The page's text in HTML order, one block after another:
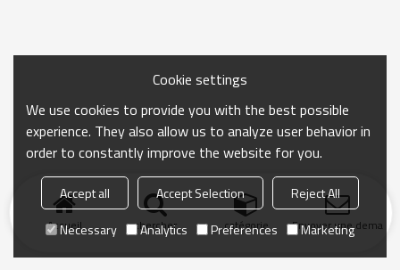
Accueil chercher catégorie Envoyer une
Cookie settings
We use cookies to provide you with the best possible
experience. They also allow us to analyze user behavior in
order to constantly improve the website for you.
Accept all Accept Selection
Reject All
Necessary
Analytics Preferences Marketing